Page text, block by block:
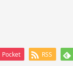
Pocket RSS